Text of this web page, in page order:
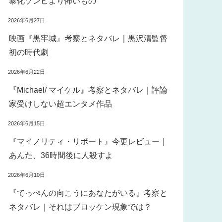
2026年6月27日
映画『黒牢城』考察とネタバレ｜黒沢清監督
初の時代劇
2026年6月22日
『Michael/ マイケル』考察とネタバレ｜評論
家受けしない超エンタメ作品
2026年6月15日
『マイノリティ・リポート』今更レビュー｜
あんた、36時間後に人殺すよ
2026年6月10日
『てっぺんの向こうにあなたがいる』考察と
ネタバレ｜それはブロッケン現象では？